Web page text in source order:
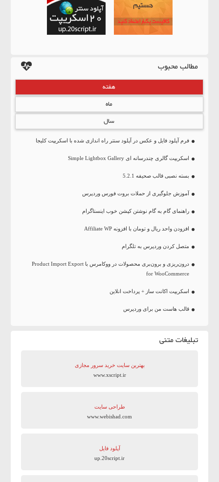
مطالب محبوب
هفته
ماه
سال
فرم آپلود فایل و عکس در آپلود سنتر راه اندازی شده با اسکریپت کلیجا
اسکریپت گالری چندرسانه ای Simple Lightbox Gallery
بسته نصبی قالب صحیفه 5.2.1
آموزش جلوگیری از حملات بروت فورس وردپرس
راهنمای گام به گام نوشتن کپشن خوب اینستاگرام
افزودن واحد ریال و تومان با افزونه Affiliate WP
متصل کردن وردپرس به تلگرام
درون‌ریزی و برون‌بری محصولات در ووکامرس با Product Import Export
for WooCommerce
اسکریپت اکانت ساز + پرداخت انلاین
قالب هاست من برای وردپرس
تبلیغات متنی
بهترین سایت‌ خرید سرور مجازی
www.xscript.ir
طراحی سایت
www.webishad.com
آپلود فایل
up.20script.ir